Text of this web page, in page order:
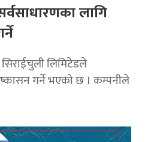
लागि
लिमिटेडले
गर्ने भएको छ । कम्पनीले